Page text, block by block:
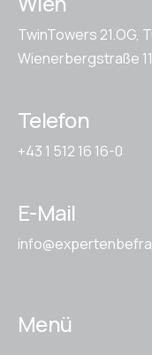
TwinTowers 21.OG,
Wienerbergstraße
Telefon
+43 1 512 16 16-0
E-Mail
Menü